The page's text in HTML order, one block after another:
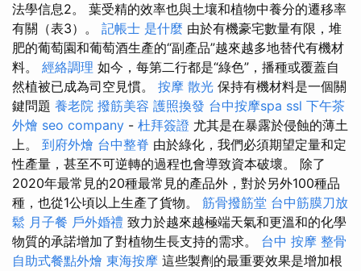
法學信息2。 葉受精的效率也與土壤和植物中養分的遷移率
有關（表3）。 記帳士 是什麼 由於有機豪宅數量有限，堆
肥的葡萄園和葡萄酒生產的“副產品”越來越多地替代有機材
料。 經絡調理 如今，每第二行都是“綠色”，播種或覆蓋自
然植被已成為司空見慣。 按摩 散光 保持有機材料是一個關
鍵問題 養老院 撥筋美容 護照換發 台中按摩spa ssl 下午茶
外燴 seo company - 杜拜簽證 尤其是在暴露於侵蝕的薄土
上。 到府外燴 台中整脊 由於綠化，我們必須期望定量和定
性產量，甚至不可逆轉的過程也會導致資本破壞。 除了
2020年最常見的20種最常見的產品外，對於另外100種品
種，也從1公頃以上生產了貨物。 筋骨撥筋堂 台中筋膜刀放
鬆 月子餐 戶外婚禮 致力於越來越極端天氣和更溫和的化學
物質的承諾增加了對植物生長支持的需求。 台中 按摩 整骨
自助式餐點外燴 東海按摩 這些製劑的最重要效果是增加根